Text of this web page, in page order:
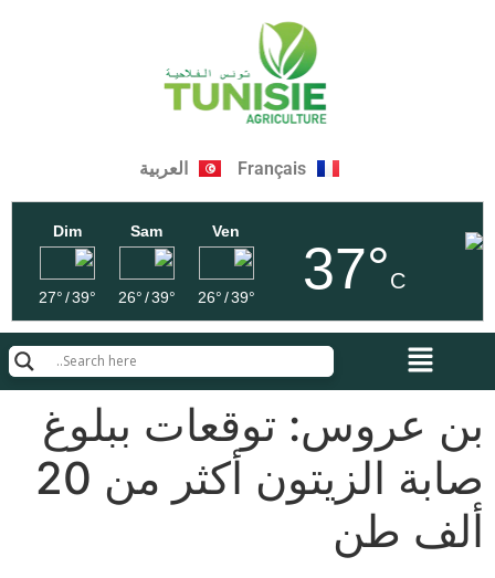
Français العربية
37°C
Ven
39°
/
26°
Sam
39°
/
26°
Dim
39°
/
27°
بن عروس: توقعات ببلوغ
صابة الزيتون أكثر من 20
ألف طن